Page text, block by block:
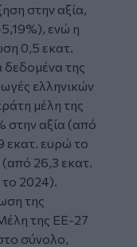
στην αξία,
ενώ η
0,5 εκατ.
δεδομένα της
ελληνικών
μέλη της
στην αξία (από
εκατ. ευρώ το
26,3 εκατ.
το 2024).
της
της ΕΕ-27
σύνολο,